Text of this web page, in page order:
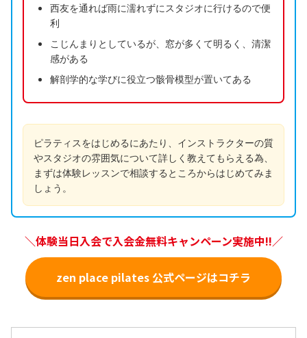
西友を通れば雨に濡れずにスタジオに行けるので便
利
こじんまりとしているが、窓が多くて明るく、清潔
感がある
解剖学的な学びに役立つ骸骨模型が置いてある
ピラティスをはじめるにあたり、インストラクターの質
やスタジオの雰囲気について詳しく教えてもらえる為、
まずは体験レッスンで相談するところからはじめてみま
しょう。
＼体験当日入会で入会金無料キャンペーン実施中!!／
zen place pilates 公式ページはコチラ